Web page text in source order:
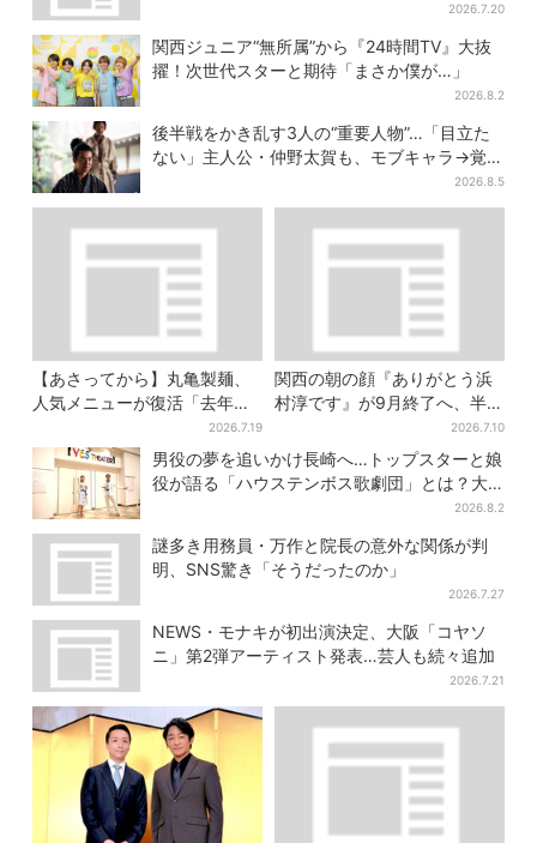
2026.7.20
関西ジュニア“無所属”から『24時間TV』大抜
擢！次世代スターと期待「まさか僕が…」
2026.8.2
後半戦をかき乱す3人の“重要人物”…「目立た
ない」主人公・仲野太賀も、モブキャラ→覚醒
2026.8.5
【あさってから】丸亀製麺、
人気メニューが復活「去年め
っちゃハマった」「待ってた
よ！」「夏の救世主」
2026.7.19
関西の朝の顔『ありがとう浜
村淳です』が9月終了へ、半世
2026.7.10
男役の夢を追いかけ長崎へ…トップスターと娘
役が語る「ハウステンボス歌劇団」とは？大
2026.8.2
謎多き用務員・万作と院長の意外な関係が判
明、SNS驚き「そうだったのか」
2026.7.27
NEWS・モナキが初出演決定、大阪「コヤソ
ニ」第2弾アーティスト発表…芸人も続々追加
2026.7.21